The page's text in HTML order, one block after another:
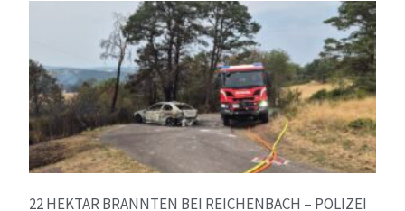
22 HEKTAR BRANNTEN BEI REICHENBACH – POLIZEI